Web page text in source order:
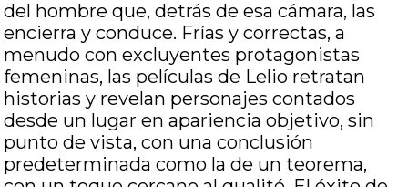
del hombre que, detrás de esa cámara, las
encierra y conduce. Frías y correctas, a
menudo con excluyentes protagonistas
femeninas, las películas de Lelio retratan
historias y revelan personajes contados
desde un lugar en apariencia objetivo, sin
punto de vista, con una conclusión
predeterminada como la de un teorema,